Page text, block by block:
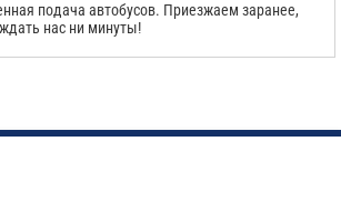
подача автобусов. Приезжаем заранее,
нас ни минуты!